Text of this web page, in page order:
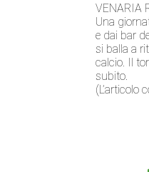
VENARIA
Una
e dai bar
si balla a
calcio. Il
subito.
(L’articolo